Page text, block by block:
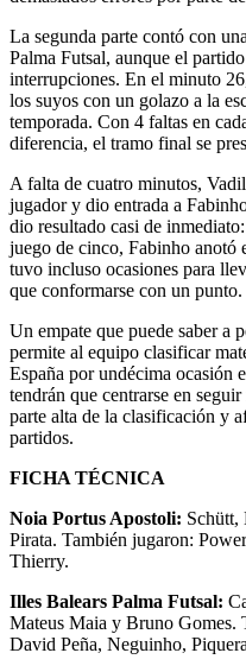
La segunda parte contó con
Palma Futsal, aunque el
interrupciones. En el minuto
los suyos con un golazo a la
temporada. Con 4 faltas en
diferencia, el tramo final se
A falta de cuatro minutos,
jugador y dio entrada a
dio resultado casi de
juego de cinco, Fabinho anotó
tuvo incluso ocasiones para
que conformarse con un punto.
Un empate que puede saber a
permite al equipo clasificar
España por undécima ocasión
tendrán que centrarse en
parte alta de la clasificación y
partidos.
FICHA TÉCNICA
Noia Portus Apostoli: Schütt,
Pirata. También jugaron:
Thierry.
Illes Balears Palma Futsal:
Mateus Maia y Bruno Gomes.
David Peña, Neguinho,